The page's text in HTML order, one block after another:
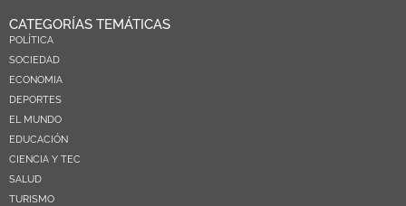
CATEGORÍAS TEMÁTICAS
POLÍTICA
SOCIEDAD
ECONOMIA
DEPORTES
EL MUNDO
EDUCACIÓN
CIENCIA Y TEC
SALUD
TURISMO